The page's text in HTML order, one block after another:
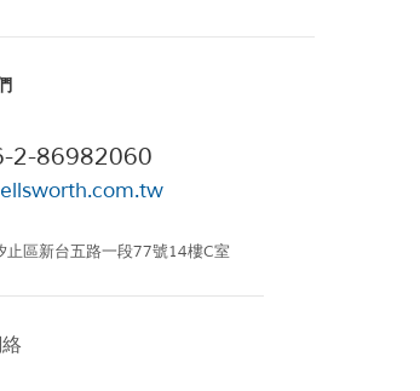
2-86982060
止區新台五路一段77號14樓C室